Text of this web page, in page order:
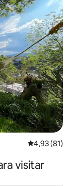
Classificação
4,93 (81)
visitar